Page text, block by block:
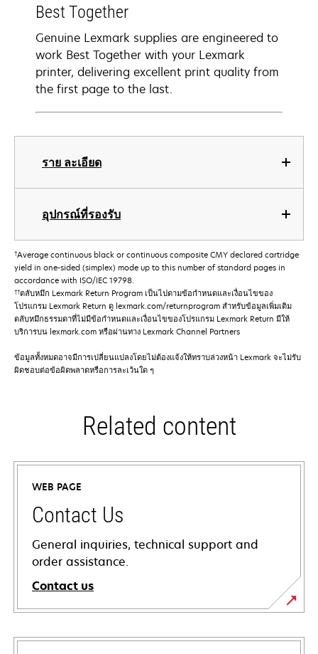
ราย ละเอียด
อุปกรณ์ที่รองรับ
Best Together
Genuine Lexmark supplies are engineered to
work Best Together with your Lexmark
printer, delivering excellent print quality from
the first page to the last.
†Average continuous black or continuous composite CMY declared cartridge
yield in one-sided (simplex) mode up to this number of standard pages in
accordance with ISO/IEC 19798.
††ตลับหมึก Lexmark Return Program เป็นไปตามข้อกําหนดและเงื่อนไขของ
โปรแกรม Lexmark Return ดู lexmark.com/returnprogram สําหรับข้อมูลเพิ่มเติม
ตลับหมึกธรรมดาที่ไม่มีข้อกําหนดและเงื่อนไขของโปรแกรม Lexmark Return มีให้
บริการบน lexmark.com หรือผ่านทาง Lexmark Channel Partners
ข้อมูลทั้งหมดอาจมีการเปลี่ยนแปลงโดยไม่ต้องแจ้งให้ทราบล่วงหน้า Lexmark จะไม่รับ
ผิดชอบต่อข้อผิดพลาดหรือการละเว้นใด ๆ
Related content
WEB PAGE
Contact Us
General inquiries, technical support and
order assistance.
Contact us